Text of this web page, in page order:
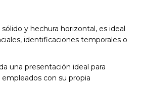
sólido y hechura horizontal, es ideal
identificaciones temporales o
una presentación ideal para
con su propia